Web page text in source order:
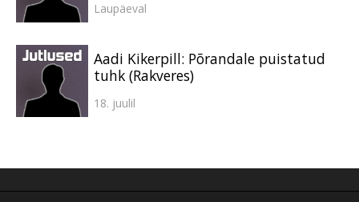
Laupäeval
Aadi Kikerpill: Põrandale puistatud
tuhk (Rakveres)
18. juulil